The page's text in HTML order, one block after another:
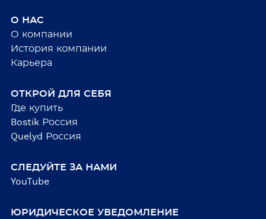
О НАС
О компании
История компании
Карьера
ОТКРОЙ ДЛЯ СЕБЯ
Где купить
Bostik Россия
Quelyd Россия
СЛЕДУЙТЕ ЗА НАМИ
YouTube
ЮРИДИЧЕСКОЕ УВЕДОМЛЕНИЕ